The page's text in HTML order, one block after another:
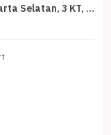
Kontrakan Murah di Pondok Indah, Jakarta Selatan, 3 KT, Harga 420 Juta /tahun